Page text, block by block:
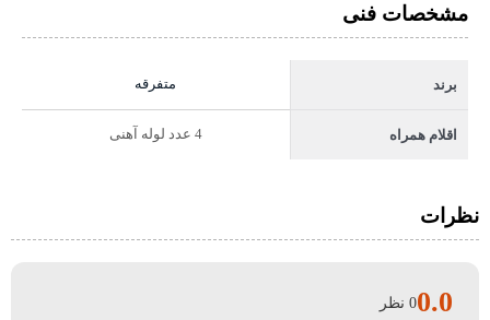
مشخصات فنی
برند متفرقه
اقلام همراه 4 عدد لوله آهنی
نظرات
0.00 نظر